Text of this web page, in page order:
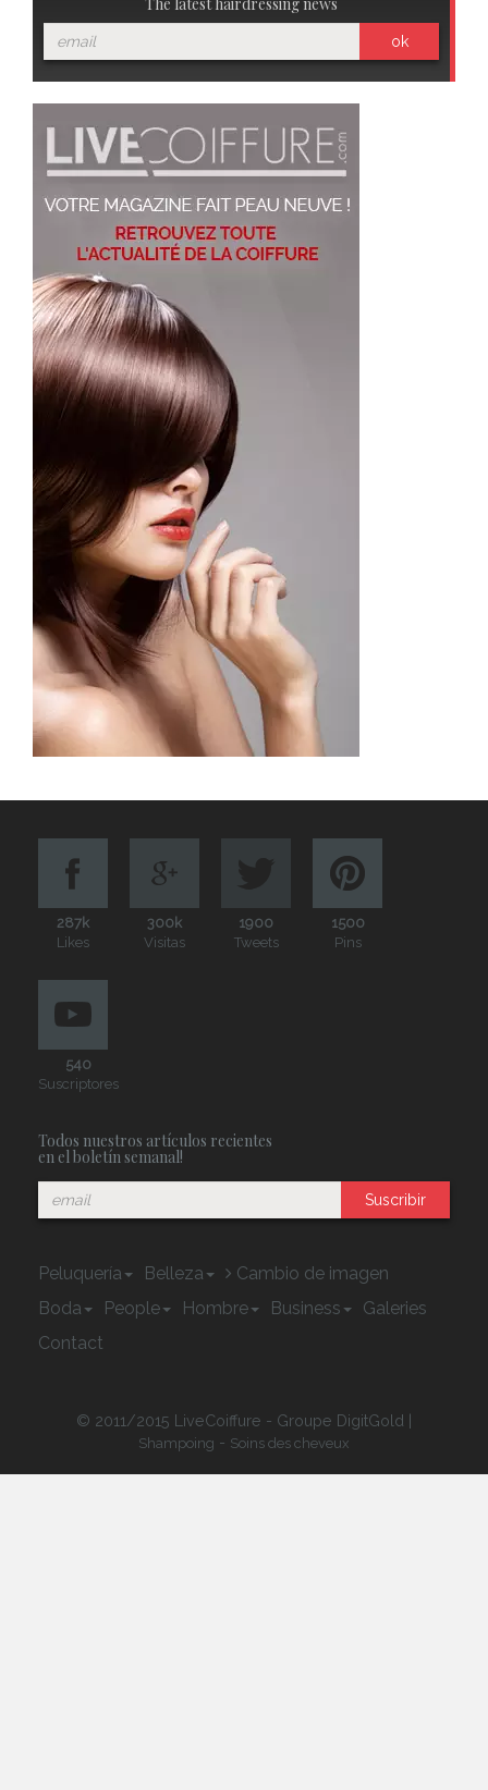
ok
287k
Likes
300k
Visitas
1900
Tweets
1500
Pins
540
Suscriptores
Todos nuestros artículos recientes
en el boletín semanal!
Suscribir
Peluquería Belleza
Cambio de imagen
Boda
People Hombre Business
Galeries
Contact
© 2011/2015 LiveCoiffure - Groupe DigitGold |
Shampoing - Soins des cheveux